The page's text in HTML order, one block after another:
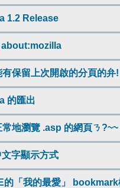
1.2 Release
about:mozilla
有保留上次開啟的分頁的弁!
的匯出
常地瀏覽 .asp 的網頁ㄋ?~~
字顯示方式
的「我的最愛」 bookmark